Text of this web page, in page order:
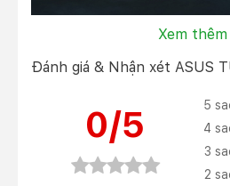
Xem thêm
Đánh giá & Nhận xét ASUS
0/5
5
4
3
2